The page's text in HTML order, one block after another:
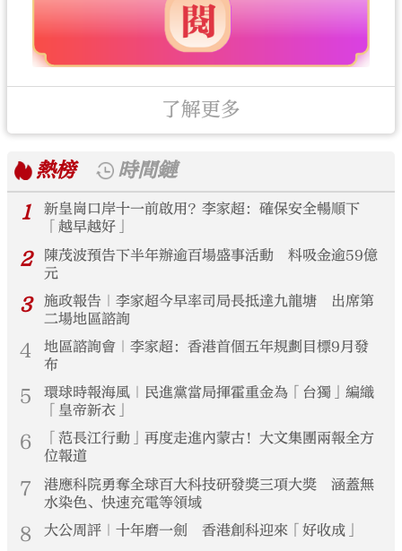
了解更多
熱榜
時間鏈
1
新皇崗口岸十一前啟用？李家超：確保安全暢順下
「越早越好」
2
陳茂波預告下半年辦逾百場盛事活動 料吸金逾59億
元
3
施政報告｜李家超今早率司局長抵達九龍塘 出席第
二場地區諮詢
4
地區諮詢會｜李家超：香港首個五年規劃目標9月發
布
5
環球時報海風｜民進黨當局揮霍重金為「台獨」編織
「皇帝新衣」
6
「范長江行動」再度走進內蒙古！大文集團兩報全方
位報道
7
港應科院勇奪全球百大科技研發獎三項大獎 涵蓋無
水染色、快速充電等領域
8 大公周評｜十年磨一劍 香港創科迎來「好收成」